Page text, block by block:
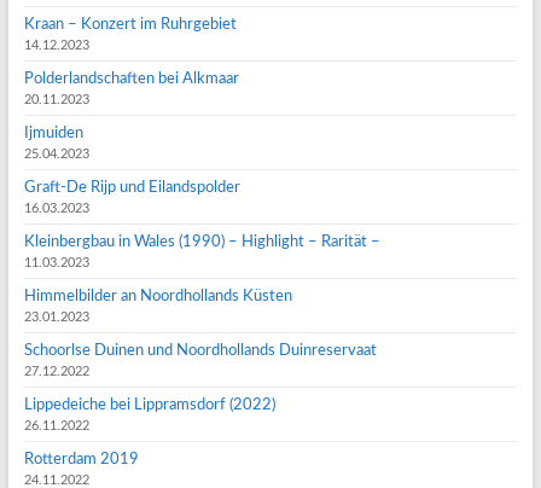
Kraan – Konzert im Ruhrgebiet
14.12.2023
Polderlandschaften bei Alkmaar
20.11.2023
Ijmuiden
25.04.2023
Graft-De Rijp und Eilandspolder
16.03.2023
Kleinbergbau in Wales (1990) – Highlight – Rarität –
11.03.2023
Himmelbilder an Noordhollands Küsten
23.01.2023
Schoorlse Duinen und Noordhollands Duinreservaat
27.12.2022
Lippedeiche bei Lippramsdorf (2022)
26.11.2022
Rotterdam 2019
24.11.2022